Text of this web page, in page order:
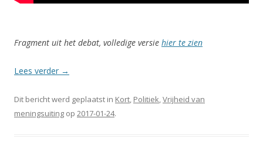
Fragment uit het debat, volledige versie hier te zien
Lees verder →
Dit bericht werd geplaatst in Kort, Politiek,Vrijheid van
meningsuiting op 2017-01-24.